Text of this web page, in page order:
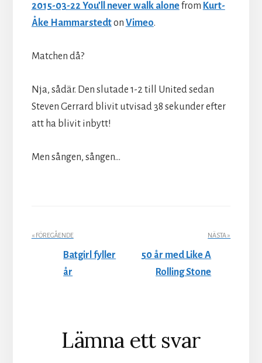
2015-03-22 You’ll never walk alonefrom Kurt-
Åke Hammarstedton Vimeo.
Matchen då?
Nja, sådär. Den slutade 1-2 till United sedan
Steven Gerrard blivit utvisad 38 sekunder efter
att ha blivit inbytt!
Men sången, sången…
« FÖREGÅENDE
Batgirl fyller
år
NÄSTA »
50 år med Like A
Rolling Stone
Läsarkommentarer
Lämna ett svar